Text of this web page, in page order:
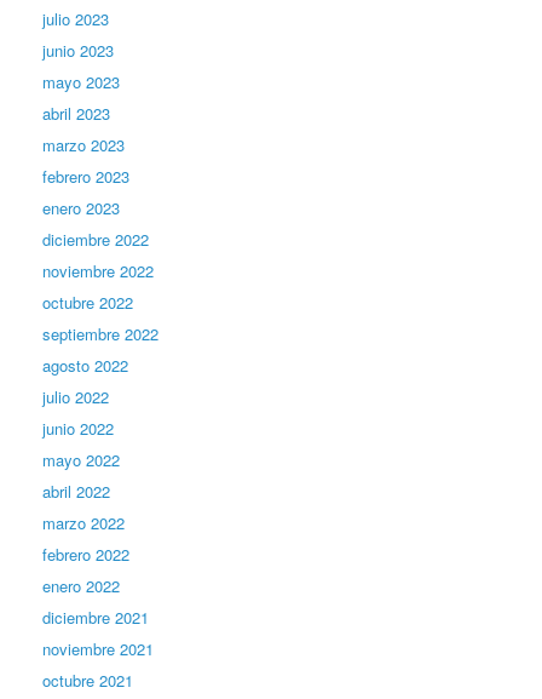
julio 2023
junio 2023
mayo 2023
abril 2023
marzo 2023
febrero 2023
enero 2023
diciembre 2022
noviembre 2022
octubre 2022
septiembre 2022
agosto 2022
julio 2022
junio 2022
mayo 2022
abril 2022
marzo 2022
febrero 2022
enero 2022
diciembre 2021
noviembre 2021
octubre 2021